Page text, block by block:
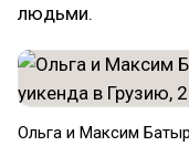
людьми.
Ольга и Максим